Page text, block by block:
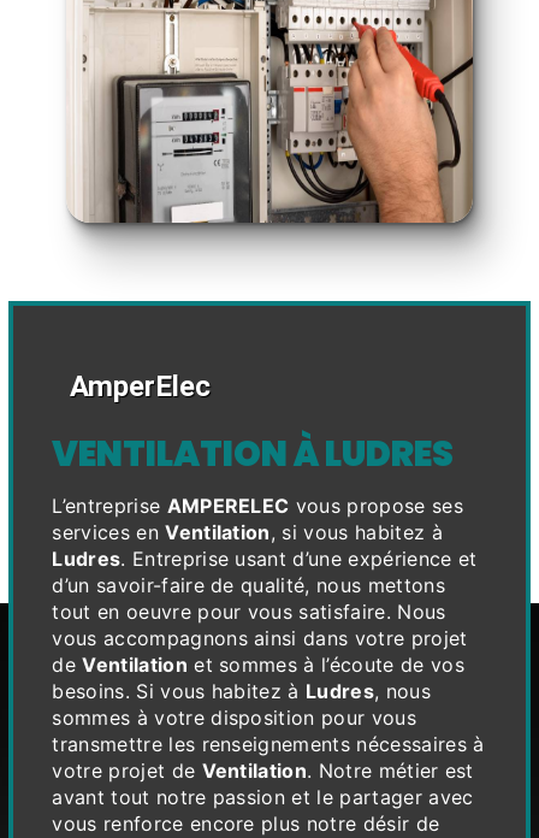
AmperElec
VENTILATION À LUDRES
L’entreprise AMPERELEC vous propose ses
services enVentilation, si vous habitez à
Ludres. Entreprise usant d’une expérience et
d’un savoir-faire de qualité, nous mettons
tout en oeuvre pour vous satisfaire. Nous
vous accompagnons ainsi dans votre projet
deVentilation et sommes à l’écoute de vos
besoins. Si vous habitez à Ludres, nous
sommes à votre disposition pour vous
transmettre les renseignements nécessaires à
votre projet de Ventilation. Notre métier est
avant tout notre passion et le partager avec
vous renforce encore plus notre désir de